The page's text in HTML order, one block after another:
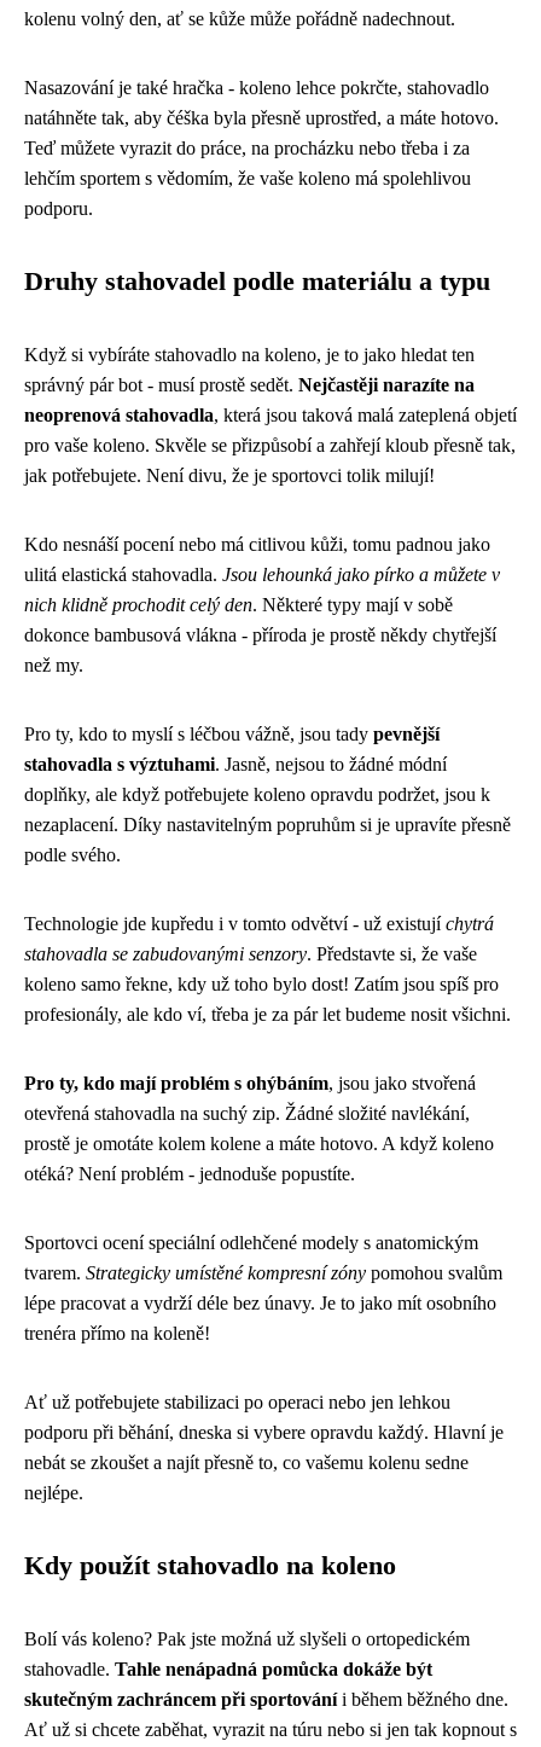
kolenu volný den, ať se kůže může pořádně nadechnout.
Nasazování je také hračka - koleno lehce pokrčte, stahovadlo
natáhněte tak, aby čéška byla přesně uprostřed, a máte hotovo.
Teď můžete vyrazit do práce, na procházku nebo třeba i za
lehčím sportem s vědomím, že vaše koleno má spolehlivou
podporu.
Druhy stahovadel podle materiálu a typu
Když si vybíráte stahovadlo na koleno, je to jako hledat ten
správný pár bot - musí prostě sedět. Nejčastěji narazíte na
neoprenová stahovadla, která jsou taková malá zateplená objetí
pro vaše koleno. Skvěle se přizpůsobí a zahřejí kloub přesně tak,
jak potřebujete. Není divu, že je sportovci tolik milují!
Kdo nesnáší pocení nebo má citlivou kůži, tomu padnou jako
ulitá elastická stahovadla. Jsou lehounká jako pírko a můžete v
nich klidně prochodit celý den. Některé typy mají v sobě
dokonce bambusová vlákna - příroda je prostě někdy chytřejší
než my.
Pro ty, kdo to myslí s léčbou vážně, jsou tady pevnější
stahovadla s výztuhami. Jasně, nejsou to žádné módní
doplňky, ale když potřebujete koleno opravdu podržet, jsou k
nezaplacení. Díky nastavitelným popruhům si je upravíte přesně
podle svého.
Technologie jde kupředu i v tomto odvětví - už existujíchytrá
stahovadla se zabudovanými senzory. Představte si, že vaše
koleno samo řekne, kdy už toho bylo dost! Zatím jsou spíš pro
profesionály, ale kdo ví, třeba je za pár let budeme nosit všichni.
Pro ty, kdo mají problém s ohýbáním, jsou jako stvořená
otevřená stahovadla na suchý zip. Žádné složité navlékání,
prostě je omotáte kolem kolene a máte hotovo. A když koleno
otéká? Není problém - jednoduše popustíte.
Sportovci ocení speciální odlehčené modely s anatomickým
tvarem. Strategicky umístěné kompresní zóny pomohou svalům
lépe pracovat a vydrží déle bez únavy. Je to jako mít osobního
trenéra přímo na koleně!
Ať už potřebujete stabilizaci po operaci nebo jen lehkou
podporu při běhání, dneska si vybere opravdu každý. Hlavní je
nebát se zkoušet a najít přesně to, co vašemu kolenu sedne
nejlépe.
Kdy použít stahovadlo na koleno
Bolí vás koleno? Pak jste možná už slyšeli o ortopedickém
stahovadle. Tahle nenápadná pomůcka dokáže být
skutečným zachráncem při sportováníi během běžného dne.
Ať už si chcete zaběhat, vyrazit na túru nebo si jen tak kopnout s